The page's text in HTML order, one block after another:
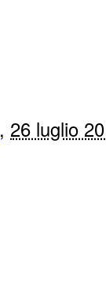
, 26 luglio